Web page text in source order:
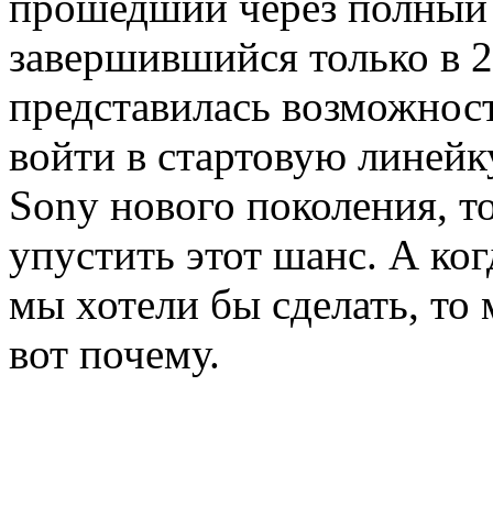
завершившийся только в
представилась
войти в стартовую
Sony нового поколения,
упустить этот шанс. А
мы хотели бы сделать,
вот почему.